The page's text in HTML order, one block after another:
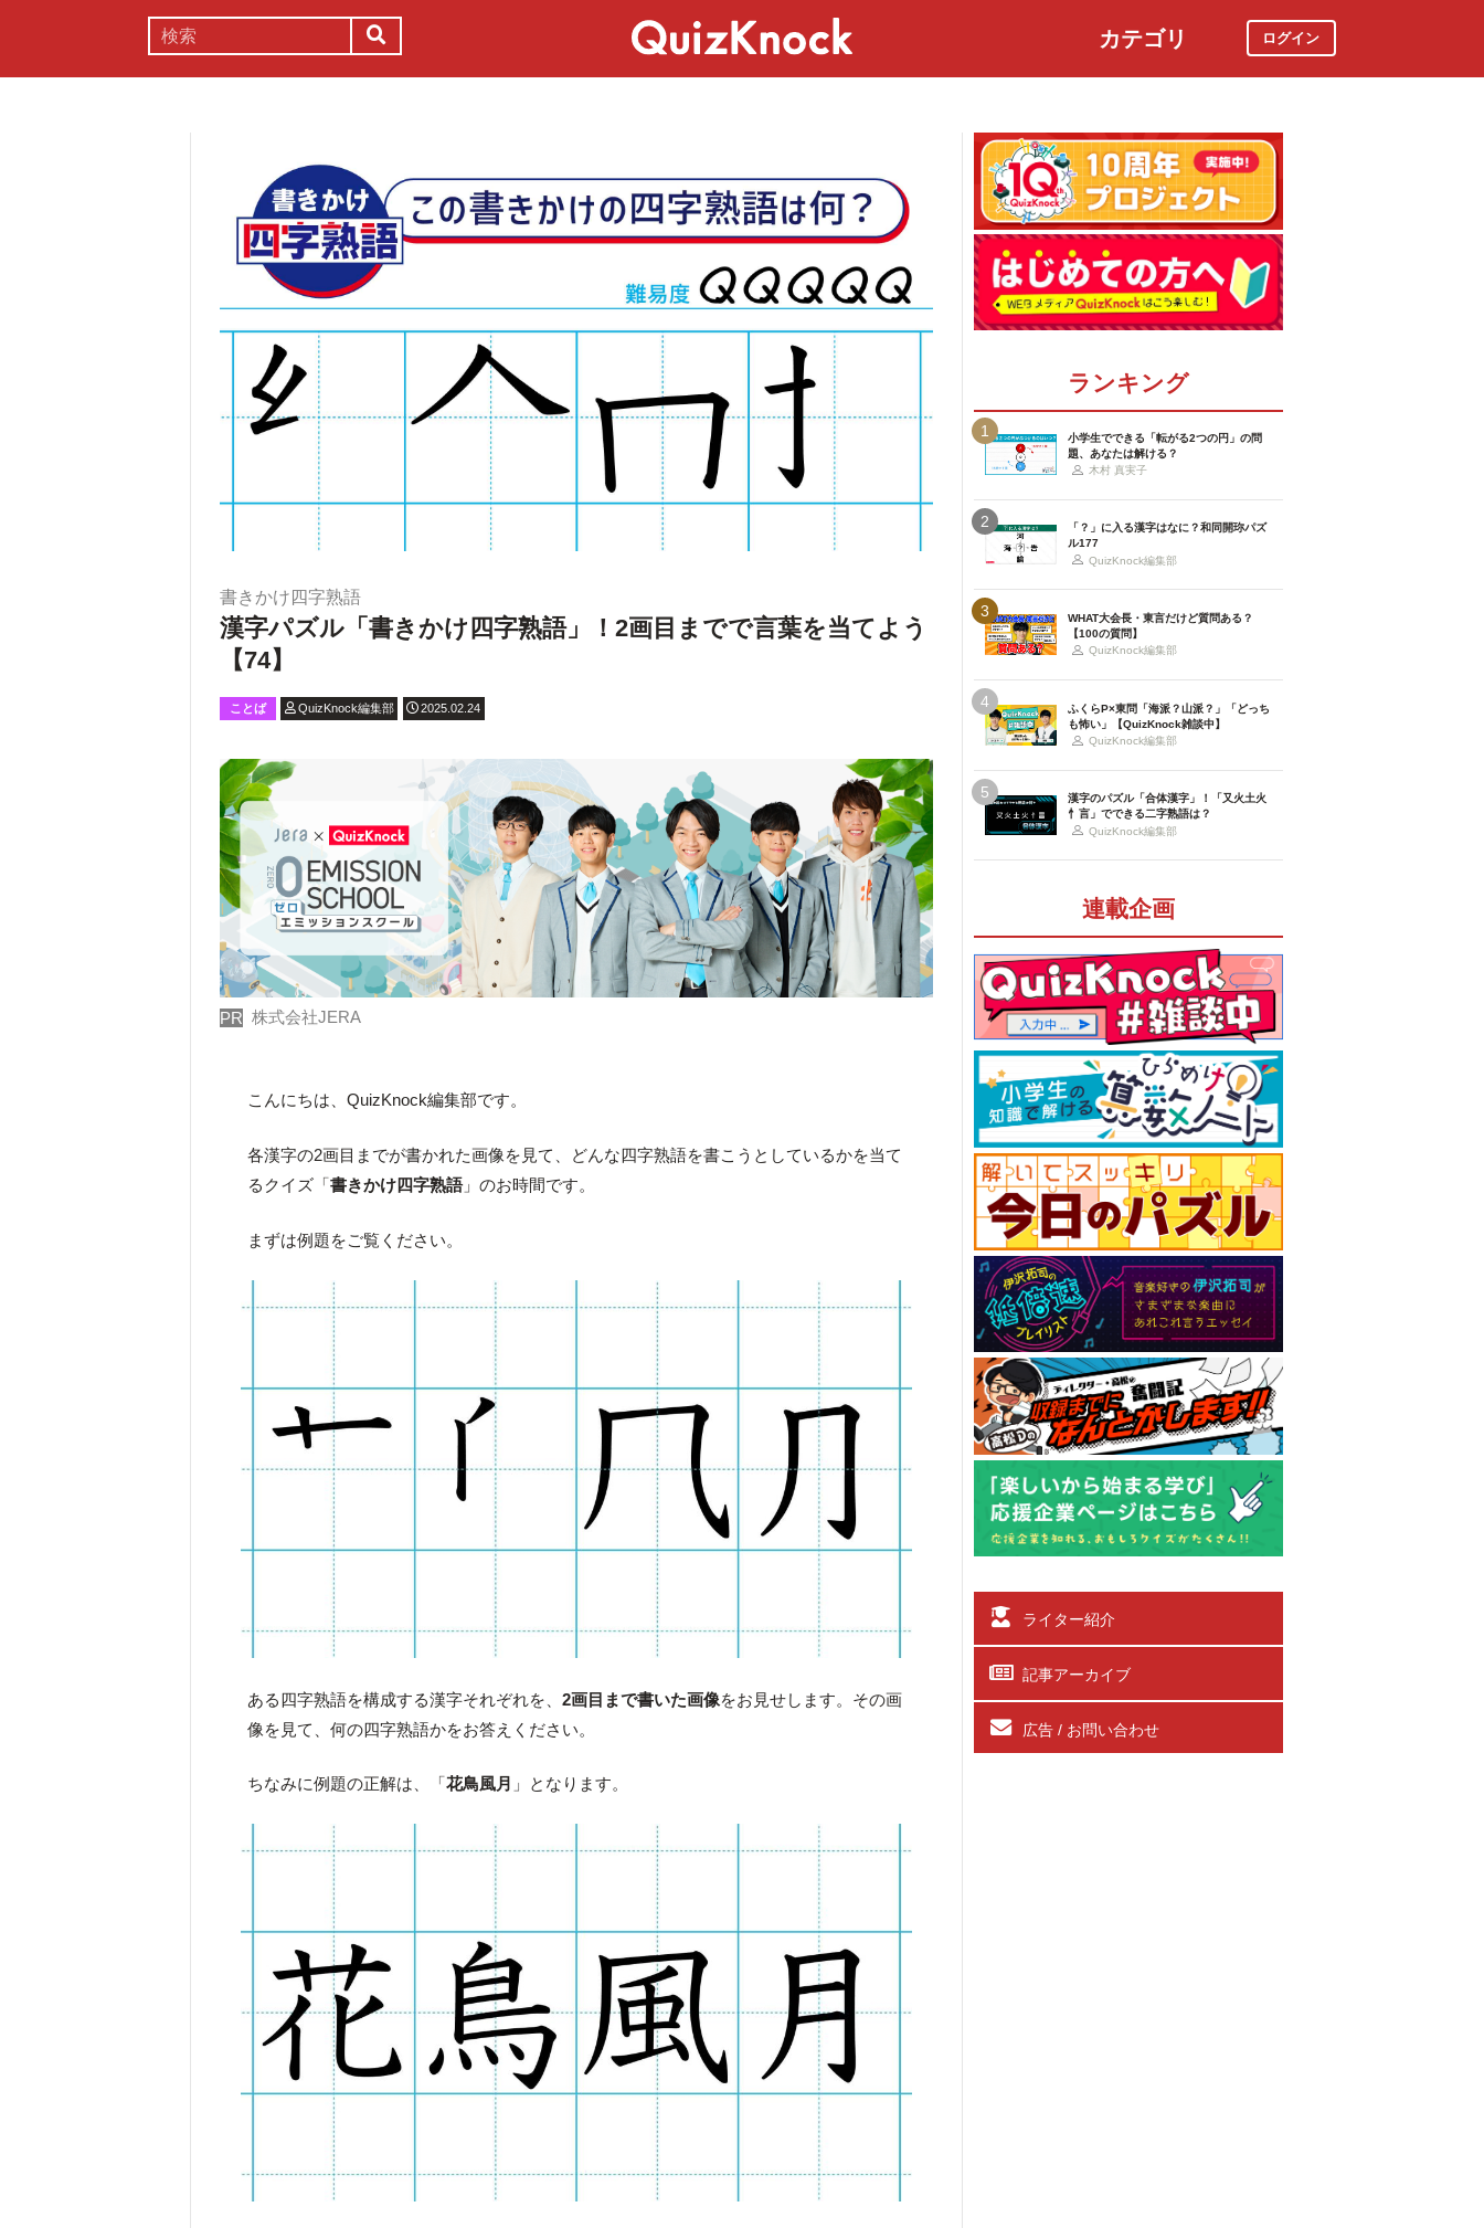
カテゴリ ログイン
書きかけ四字熟語
漢字パズル「書きかけ四字熟語」！2画目までで言葉を当てよう
【74】
ことば QuizKnock編集部 2025.02.24
PR 株式会社JERA
こんにちは、QuizKnock編集部です。
各漢字の2画目までが書かれた画像を見て、どんな四字熟語を書こうとしているかを当て
るクイズ「書きかけ四字熟語」のお時間です。
まずは例題をご覧ください。
ある四字熟語を構成する漢字それぞれを、2画目まで書いた画像をお見せします。その画
像を見て、何の四字熟語かをお答えください。
ちなみに例題の正解は、「花鳥風月 」となります。
ランキング
1
小学生でできる「転がる2つの円」の問
題、あなたは解ける？
木村 真実子
2
「？」に入る漢字はなに？和同開珎パズ
ル177
QuizKnock編集部
3
WHAT大会長・東言だけど質問ある？
【100の質問】
QuizKnock編集部
4
ふくらP×東問「海派？山派？」「どっち
も怖い」【QuizKnock雑談中】
QuizKnock編集部
5
漢字のパズル「合体漢字」！「又火土火
忄言」でできる二字熟語は？
QuizKnock編集部
連載企画
ライター紹介
記事アーカイブ
広告 / お問い合わせ